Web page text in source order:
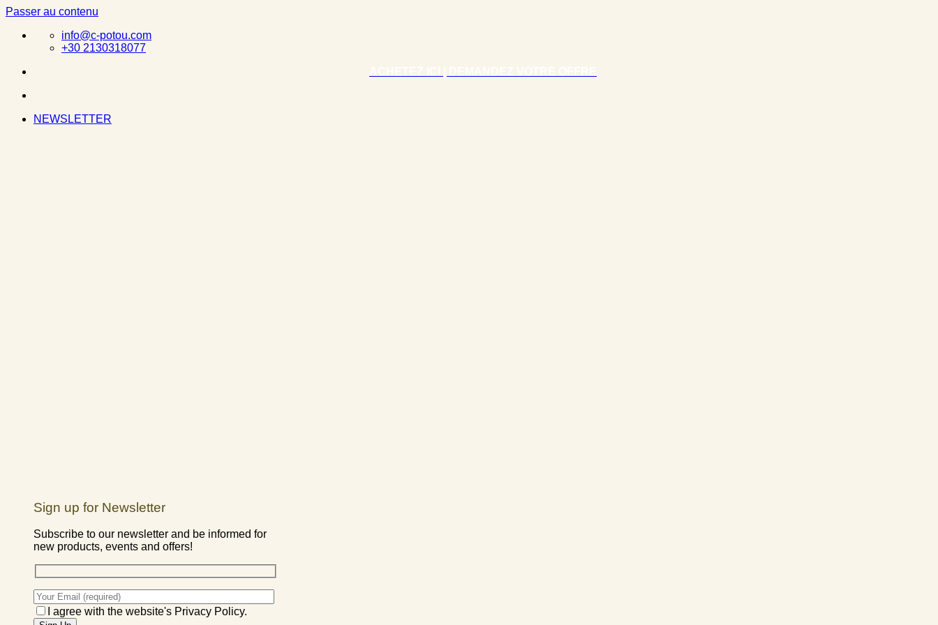
Passer au contenu
info@c-potou.com
+30 2130318077
NEWSLETTER
Sign up for Newsletter
Subscribe to our newsletter and be informed for
new products, events and offers!
I agree with the website's Privacy Policy.